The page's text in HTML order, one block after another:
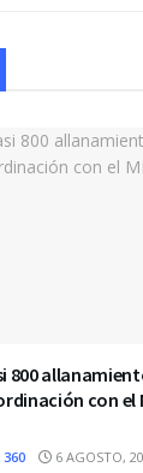
800
con el
360 6 AGOSTO,